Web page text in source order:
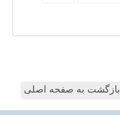
بازگشت به صفحه اصلی